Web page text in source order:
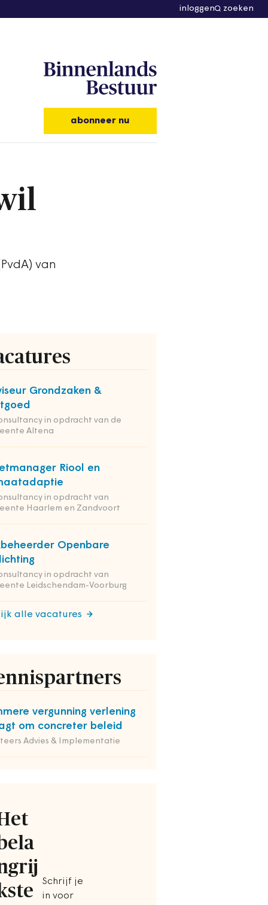
inloggen zoeken
abonneer nu
van
Grondzaken &
in opdracht van de
Altena
Riool en
in opdracht van
Haarlem en Zandvoort
Openbare
in opdracht van
Leidschendam-Voorburg
alle vacatures
vergunning verlening
om concreter beleid
Advies & Implementatie
Schrijf je
in voor